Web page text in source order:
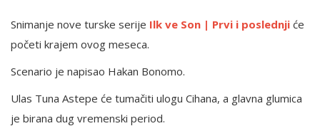
Snimanje nove turske serije Ilk ve Son | Prvi i poslednji će
početi krajem ovog meseca.
Scenario je napisao Hakan Bonomo.
Ulas Tuna Astepe će tumačiti ulogu Cihana, a glavna glumica
je birana dug vremenski period.